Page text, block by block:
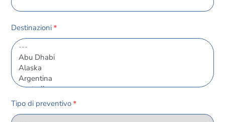
Destinazioni *
Tipo di preventivo *